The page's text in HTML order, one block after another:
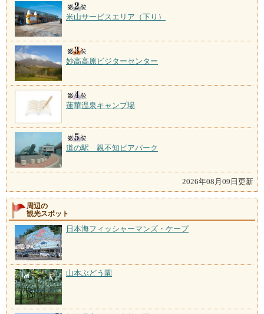
米山サービスエリア（下り）
妙高高原ビジターセンター
蓮華温泉キャンプ場
道の駅 親不知ピアパーク
2026年08月09日更新
周辺の
観光スポット
日本海フィッシャーマンズ・ケープ
山本ぶどう園